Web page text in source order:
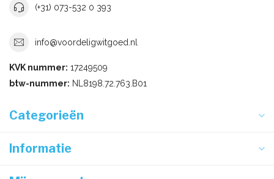
(+31) 073-532 0 393
info@voordeligwitgoed.nl
KVK nummer: 17249509
btw-nummer: NL8198.72.763.B01
Categorieën
Informatie